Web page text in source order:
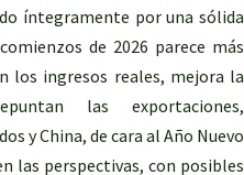
íntegramente por una sólida
de 2026 parece más
los ingresos reales, mejora la
las exportaciones,
y China, de cara al Año Nuevo
las perspectivas, con posibles